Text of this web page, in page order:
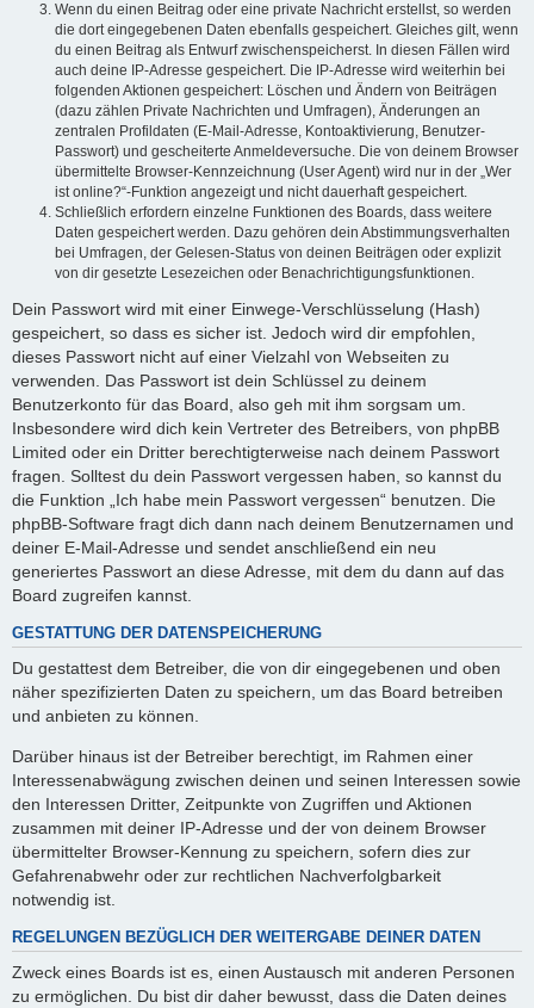
Wenn du einen Beitrag oder eine private Nachricht erstellst, so werden
die dort eingegebenen Daten ebenfalls gespeichert. Gleiches gilt, wenn
du einen Beitrag als Entwurf zwischenspeicherst. In diesen Fällen wird
auch deine IP-Adresse gespeichert. Die IP-Adresse wird weiterhin bei
folgenden Aktionen gespeichert: Löschen und Ändern von Beiträgen
(dazu zählen Private Nachrichten und Umfragen), Änderungen an
zentralen Profildaten (E-Mail-Adresse, Kontoaktivierung, Benutzer-
Passwort) und gescheiterte Anmeldeversuche. Die von deinem Browser
übermittelte Browser-Kennzeichnung (User Agent) wird nur in der „Wer
ist online?“-Funktion angezeigt und nicht dauerhaft gespeichert.
Schließlich erfordern einzelne Funktionen des Boards, dass weitere
Daten gespeichert werden. Dazu gehören dein Abstimmungsverhalten
bei Umfragen, der Gelesen-Status von deinen Beiträgen oder explizit
von dir gesetzte Lesezeichen oder Benachrichtigungsfunktionen.
Dein Passwort wird mit einer Einwege-Verschlüsselung (Hash)
gespeichert, so dass es sicher ist. Jedoch wird dir empfohlen,
dieses Passwort nicht auf einer Vielzahl von Webseiten zu
verwenden. Das Passwort ist dein Schlüssel zu deinem
Benutzerkonto für das Board, also geh mit ihm sorgsam um.
Insbesondere wird dich kein Vertreter des Betreibers, von phpBB
Limited oder ein Dritter berechtigterweise nach deinem Passwort
fragen. Solltest du dein Passwort vergessen haben, so kannst du
die Funktion „Ich habe mein Passwort vergessen“ benutzen. Die
phpBB-Software fragt dich dann nach deinem Benutzernamen und
deiner E-Mail-Adresse und sendet anschließend ein neu
generiertes Passwort an diese Adresse, mit dem du dann auf das
Board zugreifen kannst.
GESTATTUNG DER DATENSPEICHERUNG
Du gestattest dem Betreiber, die von dir eingegebenen und oben
näher spezifizierten Daten zu speichern, um das Board betreiben
und anbieten zu können.
Darüber hinaus ist der Betreiber berechtigt, im Rahmen einer
Interessenabwägung zwischen deinen und seinen Interessen sowie
den Interessen Dritter, Zeitpunkte von Zugriffen und Aktionen
zusammen mit deiner IP-Adresse und der von deinem Browser
übermittelter Browser-Kennung zu speichern, sofern dies zur
Gefahrenabwehr oder zur rechtlichen Nachverfolgbarkeit
notwendig ist.
REGELUNGEN BEZÜGLICH DER WEITERGABE DEINER DATEN
Zweck eines Boards ist es, einen Austausch mit anderen Personen
zu ermöglichen. Du bist dir daher bewusst, dass die Daten deines